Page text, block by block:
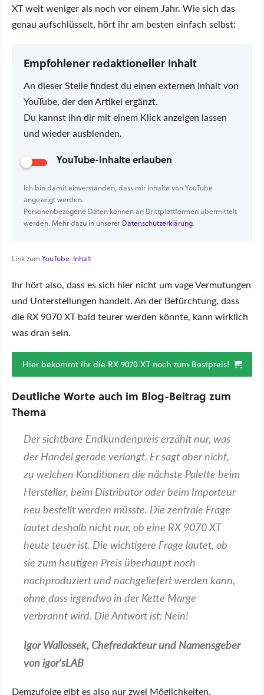
XT weit weniger als noch vor einem Jahr. Wie sich das
genau aufschlüsselt, hört ihr am besten einfach selbst:
Empfohlener redaktioneller Inhalt
An dieser Stelle findest du einen externen Inhalt von
YouTube, der den Artikel ergänzt.
Du kannst ihn dir mit einem Klick anzeigen lassen
und wieder ausblenden.
YouTube-Inhalte erlauben
Ich bin damit einverstanden, dass mir Inhalte von YouTube
angezeigt werden.
Personenbezogene Daten können an Drittplattformen übermittelt
werden. Mehr dazu in unsererDatenschutzerklärung.
Link zum YouTube-Inhalt
Ihr hört also, dass es sich hier nicht um vage Vermutungen
und Unterstellungen handelt. An der Befürchtung, dass
die RX 9070 XT bald teurer werden könnte, kann wirklich
was dran sein.
Hier bekommt ihr die RX 9070 XT noch zum Bestpreis!
Deutliche Worte auch im Blog-Beitrag zum
Thema
Der sichtbare Endkundenpreis erzählt nur, was
der Handel gerade verlangt. Er sagt aber nicht,
zu welchen Konditionen die nächste Palette beim
Hersteller, beim Distributor oder beim Importeur
neu bestellt werden müsste. Die zentrale Frage
lautet deshalb nicht nur, ob eine RX 9070 XT
heute teuer ist. Die wichtigere Frage lautet, ob
sie zum heutigen Preis überhaupt noch
nachproduziert und nachgeliefert werden kann,
ohne dass irgendwo in der Kette Marge
verbrannt wird. Die Antwort ist: Nein!
Igor Wallossek, Chefredakteur und Namensgeber
von igor'sLAB
Demzufolge gibt es also nur zwei Möglichkeiten.